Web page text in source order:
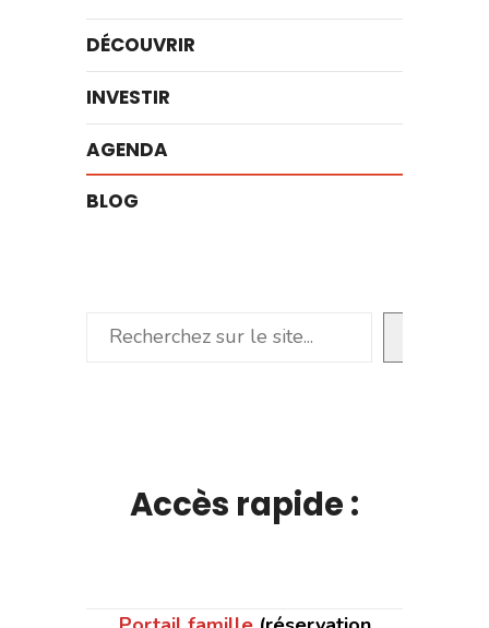
DÉCOUVRIR
INVESTIR
AGENDA
BLOG
Rechercher
Accès rapide :